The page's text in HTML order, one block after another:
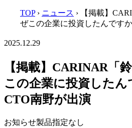
TOP › ニュース ›
【掲載】
ぜこの企業に投資したんです
2025.12.29
【掲載】CARINAR「
この企業に投資したん
CTO南野が出演
お知らせ製品指定なし